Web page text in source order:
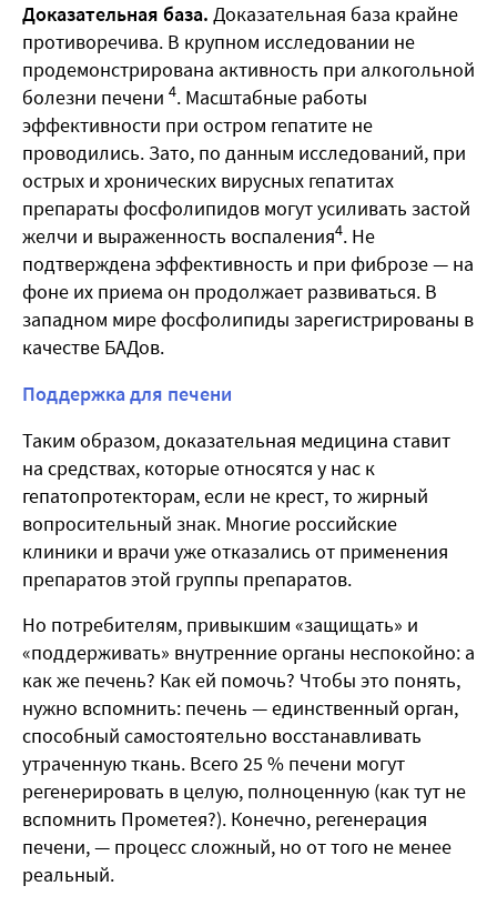
Доказательная база. Доказательная база крайне
противоречива. В крупном исследовании не
продемонстрирована активность при алкогольной
болезни печени 4. Масштабные работы
эффективности при остром гепатите не
проводились. Зато, по данным исследований, при
острых и хронических вирусных гепатитах
препараты фосфолипидов могут усиливать застой
желчи и выраженность воспаления4. Не
подтверждена эффективность и при фиброзе — на
фоне их приема он продолжает развиваться. В
западном мире фосфолипиды зарегистрированы в
качестве БАДов.
Поддержка для печени
Таким образом, доказательная медицина ставит
на средствах, которые относятся у нас к
гепатопротекторам, если не крест, то жирный
вопросительный знак. Многие российские
клиники и врачи уже отказались от применения
препаратов этой группы препаратов.
Но потребителям, привыкшим «защищать» и
«поддерживать» внутренние органы неспокойно: а
как же печень? Как ей помочь? Чтобы это понять,
нужно вспомнить: печень — единственный орган,
способный самостоятельно восстанавливать
утраченную ткань. Всего 25 % печени могут
регенерировать в целую, полноценную (как тут не
вспомнить Прометея?). Конечно, регенерация
печени, — процесс сложный, но от того не менее
реальный.